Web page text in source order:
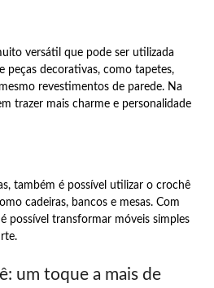
versátil que pode ser utilizada
peças decorativas, como tapetes,
revestimentos de parede. Na
trazer mais charme e personalidade
também é possível utilizar o crochê
cadeiras, bancos e mesas. Com
possível transformar móveis simples
um toque a mais de